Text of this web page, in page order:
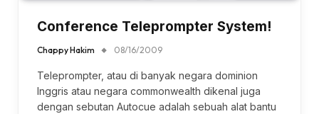
Conference Teleprompter System!
Chappy Hakim 08/16/2009
Teleprompter, atau di banyak negara dominion
Inggris atau negara commonwealth dikenal juga
dengan sebutan Autocue adalah sebuah alat bantu